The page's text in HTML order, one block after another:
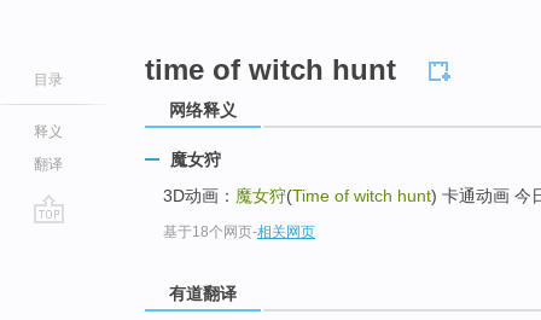
目录
释义
翻译
time of witch hunt
网络释义
魔女狩
3D动画： 魔女狩(Time of witch hunt) 卡通动画 今
基于18个网页-相关网页
有道翻译